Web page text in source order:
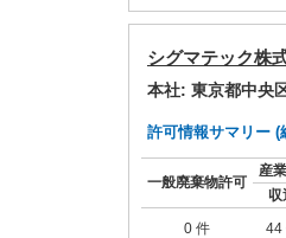
シグマテック株
本社: 東京都中央
許可情報サマリー (
一般廃棄物許可
産
収
0 件
44